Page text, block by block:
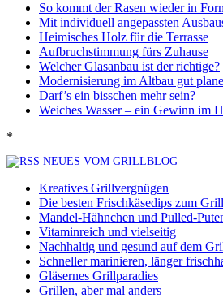
So kommt der Rasen wieder in
Mit individuell angepassten
Heimisches Holz für die Terrasse
Aufbruchstimmung fürs Zuhause
Welcher Glasanbau ist der richtige?
Modernisierung im Altbau gut
Darf’s ein bisschen mehr sein?
Weiches Wasser – ein Gewinn im
*
NEUES VOM GRILLBLOG
Kreatives Grillvergnügen
Die besten Frischkäsedips zum
Mandel-Hähnchen und Pulled-
Vitaminreich und vielseitig
Nachhaltig und gesund auf dem
Schneller marinieren, länger
Gläsernes Grillparadies
Grillen, aber mal anders